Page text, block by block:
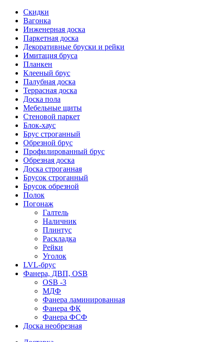
Скидки
Вагонка
Инженерная доска
Паркетная доска
Декоративные бруски и рейки
Имитация бруса
Планкен
Клееный брус
Палубная доска
Террасная доска
Доска пола
Мебельные щиты
Стеновой паркет
Блок-хаус
Брус строганный
Обрезной брус
Профилированный брус
Обрезная доска
Доска строганная
Брусок строганный
Брусок обрезной
Полок
Погонаж
Галтель
Наличник
Плинтус
Раскладка
Рейки
Уголок
LVL-брус
Фанера, ДВП, OSB
OSB -3
МДФ
Фанера ламинированная
Фанера ФК
Фанера ФСФ
Доска необрезная